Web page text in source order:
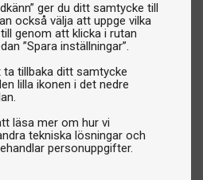
ger du ditt samtycke till
också välja att uppge vilka
genom att klicka i rutan
”Spara inställningar”.
tillbaka ditt samtycke
lilla ikonen i det nedre
läsa mer om hur vi
tekniska lösningar och